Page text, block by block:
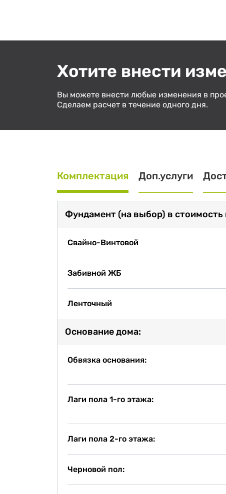
Хотите внести
Вы можете внести любые изменения в
Сделаем расчет в течение одного дня.
Комплектация Доп.услуги
Фундамент (на выбор) в стоимость
Свайно-Винтовой
Забивной ЖБ
Ленточный
Основание дома:
Обвязка основания:
Лаги пола 1-го этажа:
Лаги пола 2-го этажа:
Черновой пол: